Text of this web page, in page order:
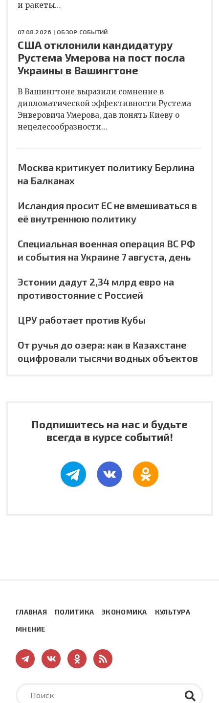
и ракеты…
07.08.2026 | ОБЗОР СОБЫТИЙ
США отклонили кандидатуру
Рустема Умерова на пост посла
Украины в Вашингтоне
В Вашингтоне выразили сомнение в
дипломатической эффективности Рустема
Энверовича Умерова, дав понять Киеву о
нецелесообразности…
Москва критикует политику Берлина
на Балканах
Исландия просит ЕС не вмешиваться в
её внутреннюю политику
Специальная военная операция ВС РФ
и события на Украине 7 августа, день
Эстонии дадут 2,34 млрд евро на
противостояние с Россией
ЦРУ работает против Кубы
От ручья до озера: как в Казахстане
оцифровали тысячи водных объектов
Подпишитесь на нас и будьте
всегда в курсе событий!
ГЛАВНАЯ ПОЛИТИКА ЭКОНОМИКА КУЛЬТУРА
МНЕНИЕ